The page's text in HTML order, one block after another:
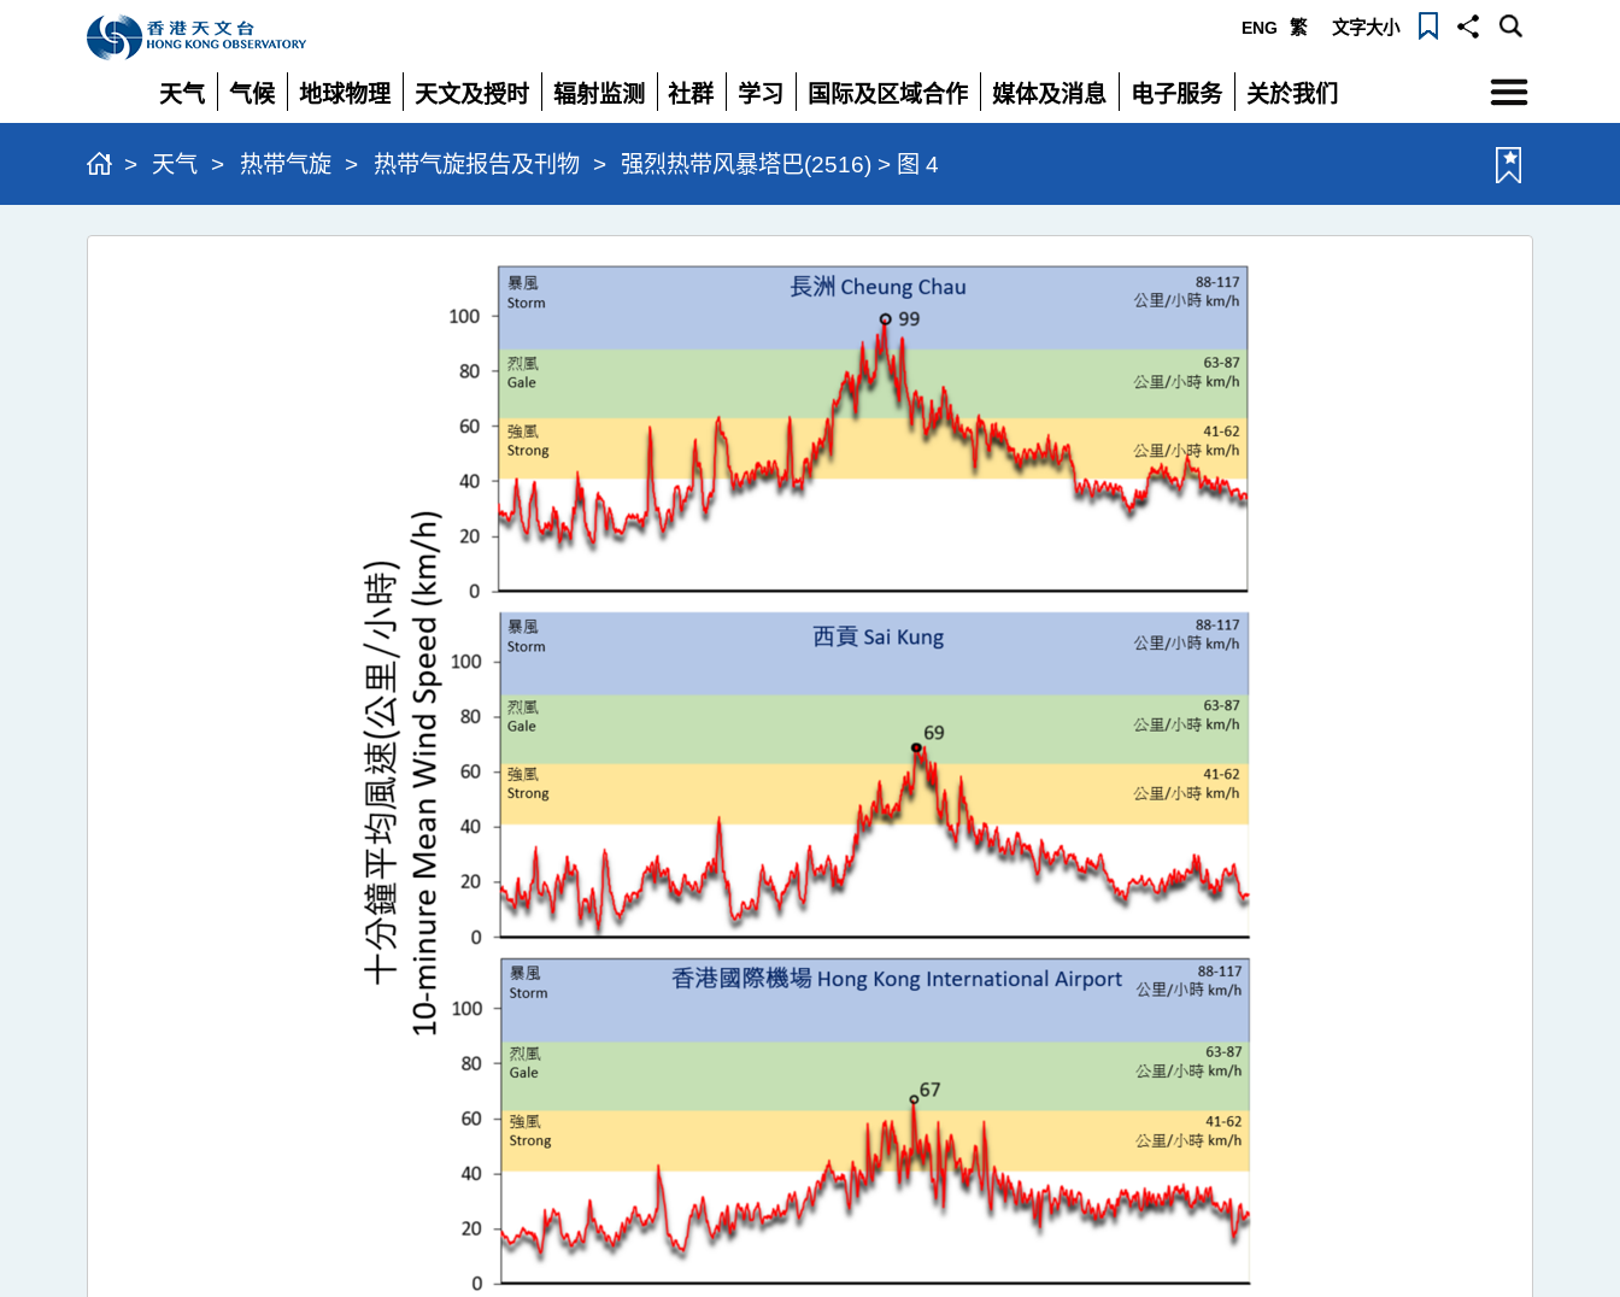
ENG 繁 文字大小
天气
展
开
气候
展
开
地球物理
展
开
天文及授时
展
开
辐射监测
展
开
社群
展
开
学习
展
开
国际及区域合作
展
开
媒体及消息
展
电子服务
展
关於我们
展
选
单
> 天气 > 热带气旋 > 热带气旋报告及刊物 > 强烈热带风暴塔巴(2516) > 图 4
强